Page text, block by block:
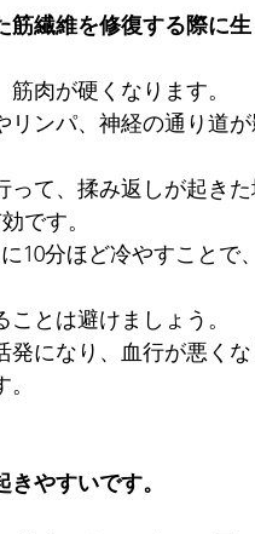
筋繊維を修復する際に
肉が硬くなります。
ンパ、神経の通り道が
って、揉み返しが起き
です。
10分ほど冷やすことで
とは避けましょう。
になり、血行が悪く
やすいです。